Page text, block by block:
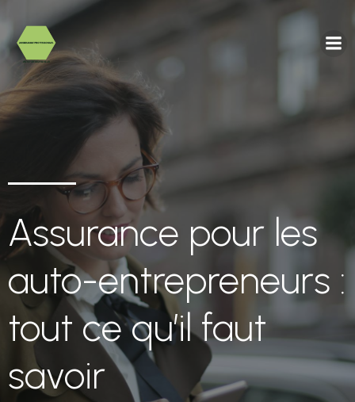
Assurance pour les
auto-entrepreneurs :
tout ce qu’il faut
savoir